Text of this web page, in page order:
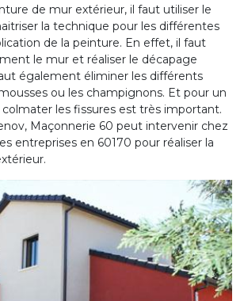
de mur extérieur, il faut utiliser le
la technique pour les différentes
de la peinture. En effet, il faut
le mur et réaliser le décapage
également éliminer les différents
ou les champignons. Et pour un
les fissures est très important.
Maçonnerie 60 peut intervenir chez
entreprises en 60170 pour réaliser la